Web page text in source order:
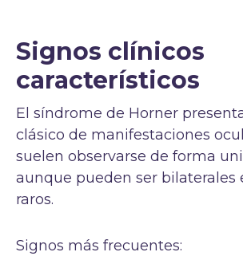
Signos clínicos
característicos
El síndrome de Horner
clásico de manifestaciones
suelen observarse de forma
aunque pueden ser bilaterales
raros.
Signos más frecuentes: